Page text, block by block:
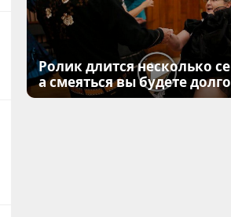
Ролик длится несколько
а смеяться вы будете долго